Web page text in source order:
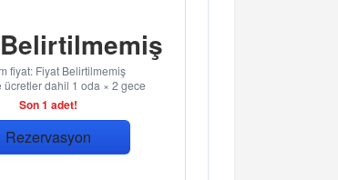
fiyat: Fiyat Belirtilmemiş
ücretler dahil 1 oda × 2 gece
Son 1 adet!
Rezervasyon